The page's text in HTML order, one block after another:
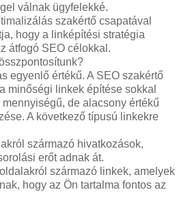
válnak ügyfelekké.
szakértő csapatával
hogy a linképítési stratégia
átfogó SEO célokkal.
egyenlő értékű. A SEO szakértő
minőségi linkek építése sokkal
de alacsony értékű
A következő típusú linkekre
származó hivatkozások,
erőt adnak át.
származó linkek, amelyek
hogy az Ön tartalma fontos az